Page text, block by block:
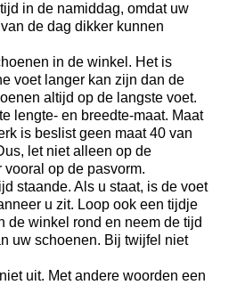
in de namiddag, omdat uw
de dag dikker kunnen
in de winkel. Het is
voet langer kan zijn dan de
altijd op de langste voet.
lengte- en breedte-maat. Maat
is beslist geen maat 40 van
let niet alleen op de
vooral op de pasvorm.
staande. Als u staat, is de voet
u zit. Loop ook een tijdje
de winkel rond en neem de tijd
uw schoenen. Bij twijfel niet
uit. Met andere woorden een